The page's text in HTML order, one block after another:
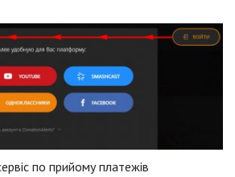
по прийому платежів